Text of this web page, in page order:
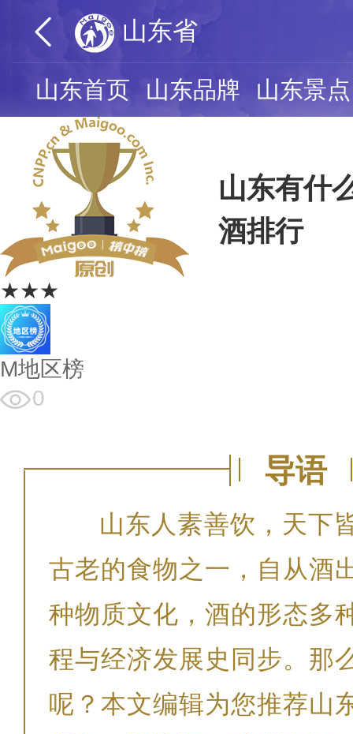
山东省
山东首页 山东品牌 山东景点
★★★
山东有什
酒排行
M地区榜
0
导语
山东人素善饮，天下
古老的食物之一，自从酒
种物质文化，酒的形态多
程与经济发展史同步。那
呢？本文编辑为您推荐山